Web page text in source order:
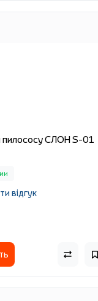
пилососу СЛОН S-01
відгук